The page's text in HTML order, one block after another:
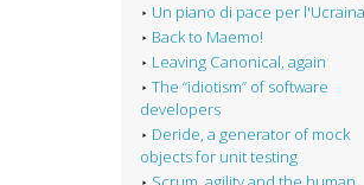
Un piano di pace per l'Ucraina
Back to Maemo!
Leaving Canonical, again
The “idiotism” of software
developers
Deride, a generator of mock
objects for unit testing